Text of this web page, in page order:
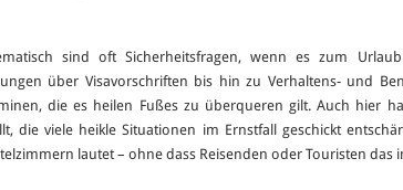
sind oft Sicherheitsfragen, wenn es zum
über Visavorschriften bis hin zu Verhaltens- und
die es heilen Fußes zu überqueren gilt. Auch hier
die viele heikle Situationen im Ernstfall geschickt
lautet – ohne dass Reisenden oder Touristen das